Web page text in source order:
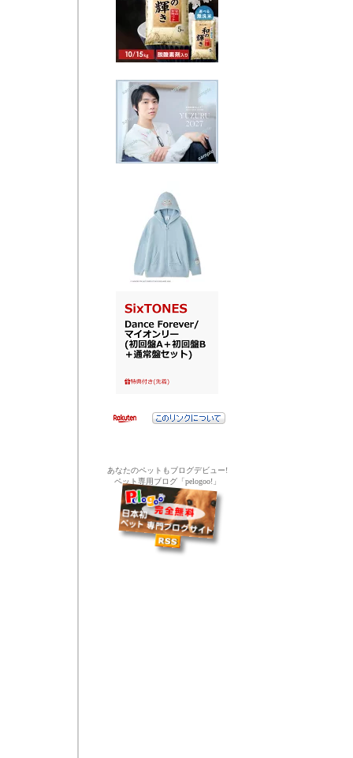
あなたのペットもブログデビュー!
ペット専用ブログ「pelogoo!」